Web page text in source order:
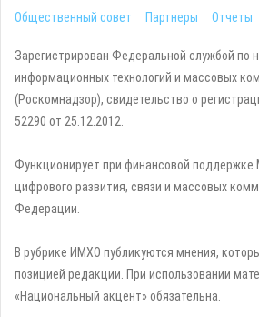
Общественный совет
Партнеры Отчеты
Зарегистрирован Федеральной службой по
информационных технологий и массовых
(Роскомнадзор), свидетельство о
52290 от 25.12.2012.
Функционирует при финансовой поддержке
цифрового развития, связи и массовых
Федерации.
В рубрике ИМХО публикуются мнения,
позицией редакции. При использовании
«Национальный акцент» обязательна.